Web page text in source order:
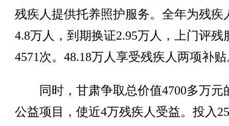
残疾人提供托养照护服务。全年为残疾
4.8万人，到期换证2.95万人，上门评残
4571次。48.18万人享受残疾人两项补
同时，甘肃争取总价值4700多万元
公益项目，使近4万残疾人受益。投入